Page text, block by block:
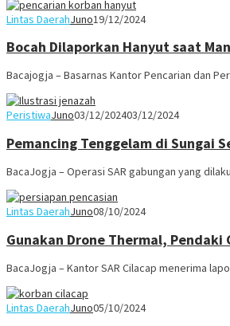
Lintas DaerahJuno19/12/2024
Bocah Dilaporkan Hanyut saat
Bacajogja – Basarnas Kantor Pencarian dan
PeristiwaJuno03/12/202403/12/2024
Pemancing Tenggelam di Sungai
BacaJogja – Operasi SAR gabungan yang
Lintas DaerahJuno08/10/2024
Gunakan Drone Thermal,
BacaJogja – Kantor SAR Cilacap menerima
Lintas DaerahJuno05/10/2024